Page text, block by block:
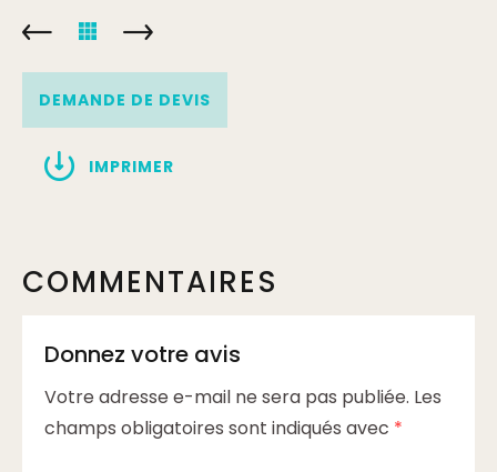
de 31 à 50 personnes
DEMANDE DE DEVIS
IMPRIMER
COMMENTAIRES
Donnez votre avis
Votre adresse e-mail ne sera pas publiée. Les
champs obligatoires sont indiqués avec *